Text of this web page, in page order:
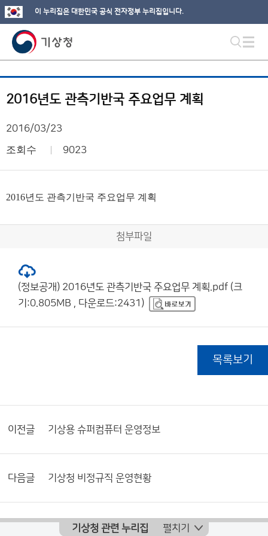
이 누리집은 대한민국 공식 전자정부 누리집입니다.
2016년도 관측기반국 주요업무 계획
2016/03/23
조회수 9023
2016년도 관측기반국 주요업무 계획
첨부파일
(정보공개) 2016년도 관측기반국 주요업무 계획.pdf (크
기:0.805MB , 다운로드:2431)
목록보기
이전글 기상용 슈퍼컴퓨터 운영정보
다음글 기상청 비정규직 운영현황
기상청 관련 누리집 펼치기